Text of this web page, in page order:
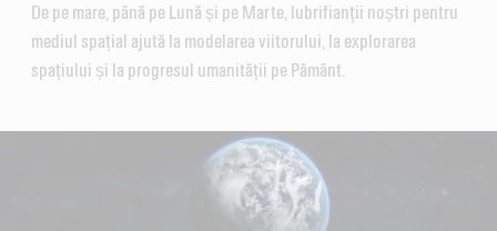
De pe mare, până pe Lună și pe Marte, lubrifianții noștri pentru
mediul spațial ajută la modelarea viitorului, la explorarea
spațiului și la progresul umanității pe Pământ.